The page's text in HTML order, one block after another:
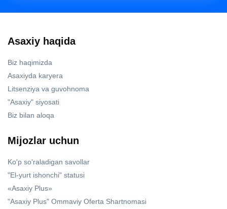
Asaxiy haqida
Biz haqimizda
Asaxiyda karyera
Litsenziya va guvohnoma
"Asaxiy" siyosati
Biz bilan aloqa
Mijozlar uchun
Ko'p so'raladigan savollar
"El-yurt ishonchi" statusi
«Asaxiy Plus»
"Asaxiy Plus" Ommaviy Oferta Shartnomasi